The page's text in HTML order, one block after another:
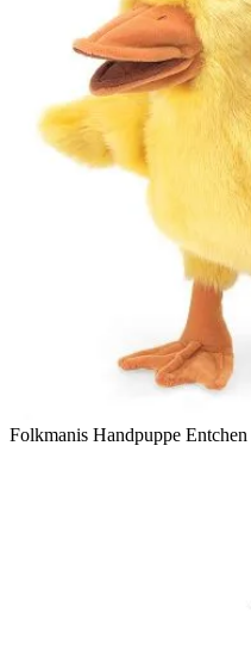
Folkmanis Handpuppe Entchen